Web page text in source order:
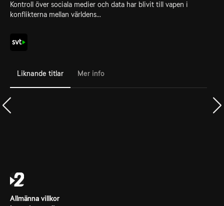
Kontroll över sociala medier och data har blivit till vapen i
konflikterna mellan världens...
Liknande titlar Mer info
Allmänna villkor